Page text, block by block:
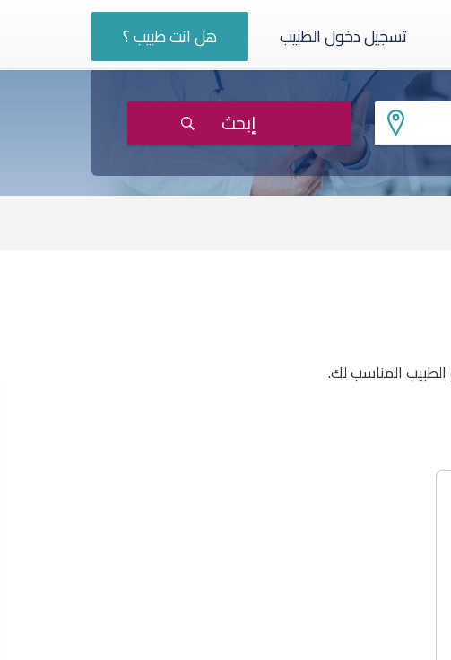
تسجيل دخول الطبيب هل انت طبيب ؟
إبحث